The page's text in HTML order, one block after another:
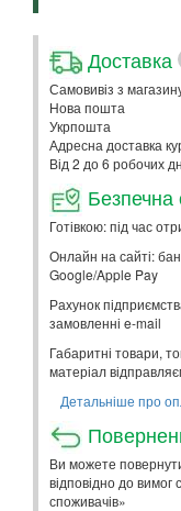
Доставка
Самовивіз з
Нова пошта
Укрпошта
Адресна доставка
Від 2 до 6 робочих
Безпечна
Готівкою: під час
Онлайн на сайті:
Google/Apple Pay
Рахунок
замовленні e-mail
Габаритні товари,
матеріал
Детальніше про
Ви можете
відповідно до
споживачів»